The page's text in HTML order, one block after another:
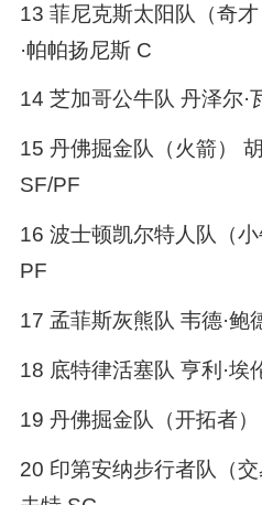
13 菲尼克斯太阳队（奇
·帕帕扬尼斯 C
14 芝加哥公牛队 丹泽尔·
15 丹佛掘金队（火箭）
SF/PF
16 波士顿凯尔特人队（
PF
17 孟菲斯灰熊队 韦德·鲍
18 底特律活塞队 亨利·埃
19 丹佛掘金队（开拓者
20 印第安纳步行者队（